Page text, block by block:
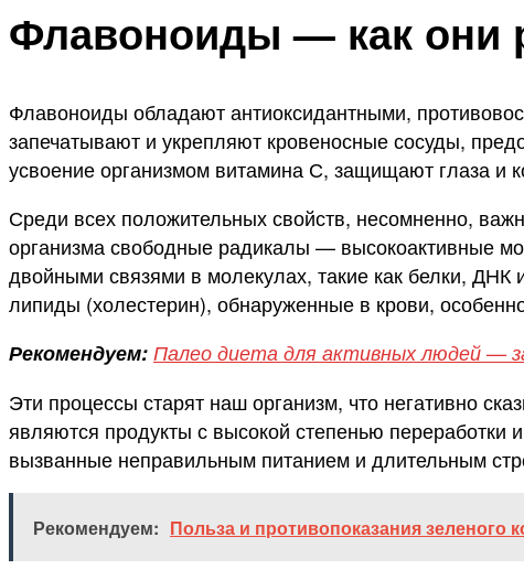
Флавоноиды — как они
Флавоноиды обладают антиоксидантными,
запечатывают и укрепляют кровеносные сосуды,
усвоение организмом витамина С, защищают глаза и
Среди всех положительных свойств, несомненно,
организма свободные радикалы — высокоактивные
двойными связями в молекулах, такие как белки,
липиды (холестерин), обнаруженные в крови,
Рекомендуем: Палео диета для активных людей —
Эти процессы старят наш организм, что негативно
являются продукты с высокой степенью переработки
вызванные неправильным питанием и длительным
Рекомендуем: Польза и противопоказания зеленого